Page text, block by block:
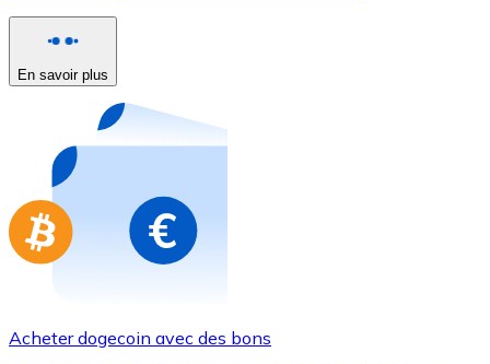
Acheter avec carte
Nouveau
Achetez des cartes-cadeaux de vos marques
Aller à la boutique de cartes-cadeaux
En savoir plus
Acheter dogecoin avec des bons